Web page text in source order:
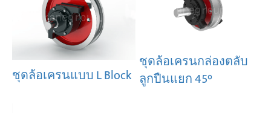
ชุดล้อเครนแบบ L Block
ชุดล้อเครนกล่องตลับ
ลูกปืนแยก 45°